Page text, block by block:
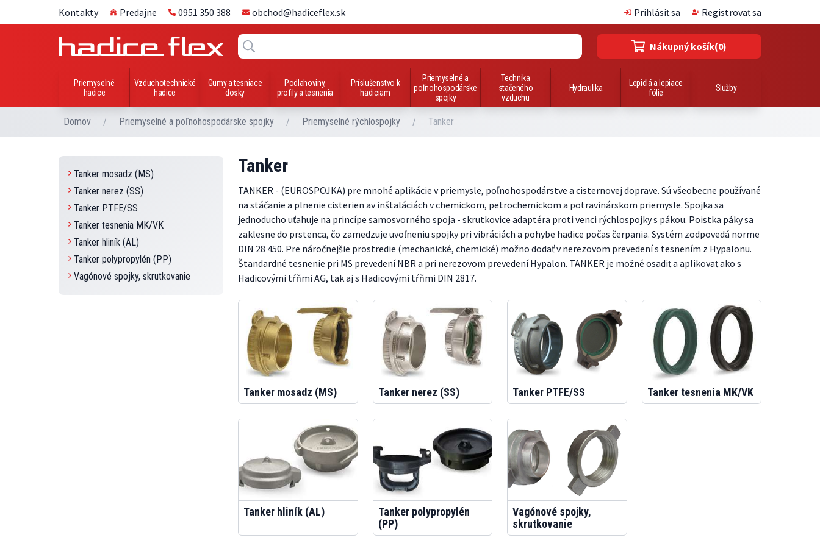
Kontakty Predajne 0951 350 388 obchod@hadiceflex.sk Prihlásiť sa Registrovať sa
Nákupný košík(0)
Priemyselné
hadice
Vzduchotechnické
hadice
Gumy a tesniace
dosky
Podlahoviny,
profily a tesnenia
Príslušenstvo k
hadiciam
Priemyselné a
poľnohospodárske
spojky
Technika
stačeného
vzduchu
Hydraulika
Lepidlá a lepiace
fólie
Služby
Domov / Priemyselné a poľnohospodárske spojky / Priemyselné rýchlospojky / Tanker
Tanker mosadz (MS)
Tanker nerez (SS)
Tanker PTFE/SS
Tanker tesnenia MK/VK
Tanker hliník (AL)
Tanker polypropylén (PP)
Vagónové spojky, skrutkovanie
Tanker
TANKER - (EUROSPOJKA) pre mnohé aplikácie v priemysle, poľnohospodárstve a cisternovej doprave. Sú všeobecne používané
na stáčanie a plnenie cisterien av inštaláciách v chemickom, petrochemickom a potravinárskom priemysle. Spojka sa
jednoducho uťahuje na princípe samosvorného spoja - skrutkovice adaptéra proti venci rýchlospojky s pákou. Poistka páky sa
zaklesne do prstenca, čo zamedzuje uvoľneniu spojky pri vibráciách a pohybe hadice počas čerpania. Systém zodpovedá norme
DIN 28 450. Pre náročnejšie prostredie (mechanické, chemické) možno dodať v nerezovom prevedení s tesnením z Hypalonu.
Štandardné tesnenie pri MS prevedení NBR a pri nerezovom prevedení Hypalon. TANKER je možné osadiť a aplikovať ako s
Hadicovými tŕňmi AG, tak aj s Hadicovými tŕňmi DIN 2817.
Tanker mosadz (MS) Tanker nerez (SS) Tanker PTFE/SS Tanker tesnenia MK/VK
Tanker hliník (AL)
Tanker polypropylén
(PP)
Vagónové spojky,
skrutkovanie